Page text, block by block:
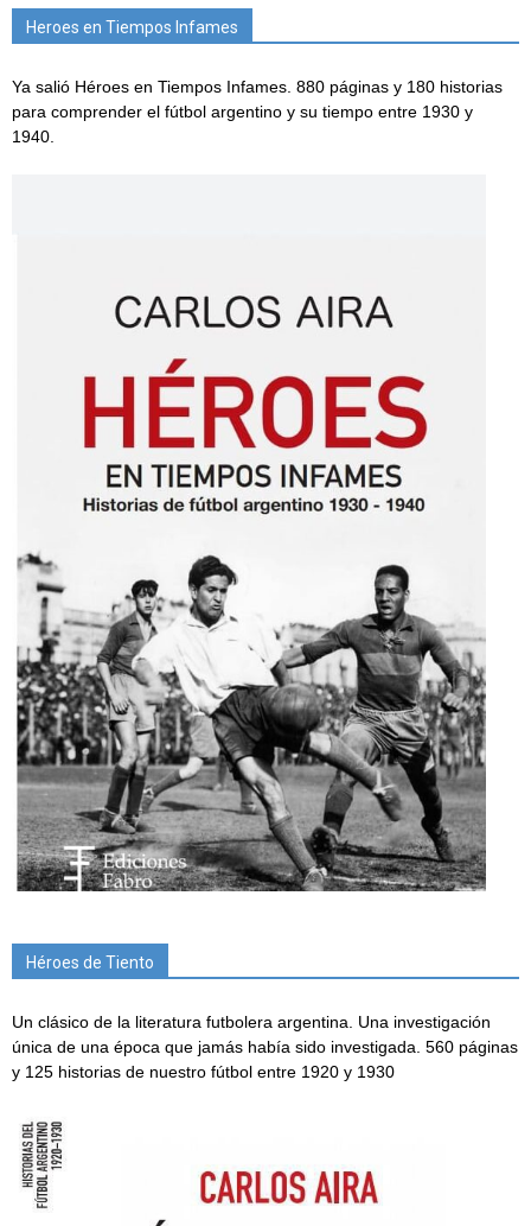
Heroes en Tiempos Infames
Ya salió Héroes en Tiempos Infames. 880 páginas y 180 historias
para comprender el fútbol argentino y su tiempo entre 1930 y
1940.
Héroes de Tiento
Un clásico de la literatura futbolera argentina. Una investigación
única de una época que jamás había sido investigada. 560 páginas
y 125 historias de nuestro fútbol entre 1920 y 1930